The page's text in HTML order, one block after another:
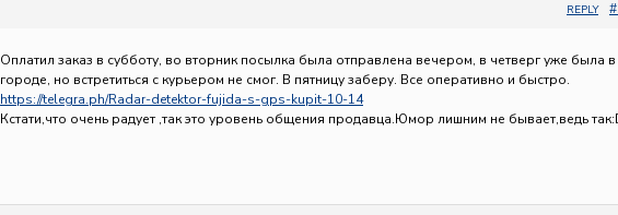
REPLY
Оплатил заказ в субботу, во вторник посылка была отправлена вечером, в четверг уже была в
городе, но встретиться с курьером не смог. В пятницу заберу. Все оперативно и быстро.
https://telegra.ph/Radar-detektor-fujida-s-gps-kupit-10-14
Кстати,что очень радует ,так это уровень общения продавца.Юмор лишним не бывает,ведь